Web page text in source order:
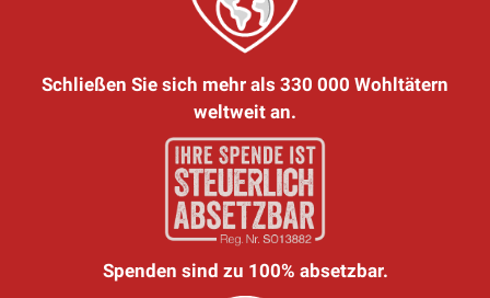
Schließen Sie sich mehr als 330 000 Wohltätern
weltweit an.
Spenden sind zu 100% absetzbar.